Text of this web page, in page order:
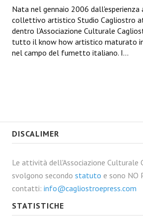
Nata nel gennaio 2006
collettivo artistico Studio Cagliostro
dentro l’Associazione Culturale
tutto il know how artistico maturato
nel campo del fumetto italiano. I...
DISCALIMER
Le attività dell'Associazione Culturale
svolgono secondo statuto e sono NO
contatti: info@cagliostroepress.com
STATISTICHE